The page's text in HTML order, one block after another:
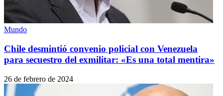
Mundo
Chile desmintió convenio policial con Venezuela
para secuestro del exmilitar: «Es una total mentira»
26 de febrero de 2024